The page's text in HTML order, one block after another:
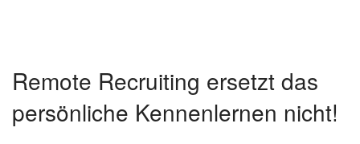
Remote Recruiting ersetzt das
persönliche Kennenlernen nicht!